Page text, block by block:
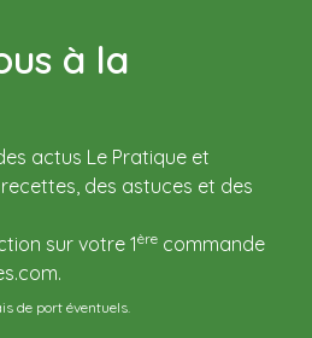
A utiliser avec une
à la
actus Le Pratique et
des astuces et des
sur votre 1ère commande
de port éventuels.